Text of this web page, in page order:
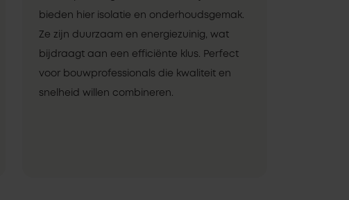
bieden hier isolatie en onderhoudsgemak.
Ze zijn duurzaam en energiezuinig, wat
bijdraagt aan een efficiënte klus. Perfect
voor bouwprofessionals die kwaliteit en
snelheid willen combineren.